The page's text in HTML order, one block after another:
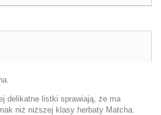
delikatne listki sprawiają, że ma
niż niższej klasy herbaty Matcha.